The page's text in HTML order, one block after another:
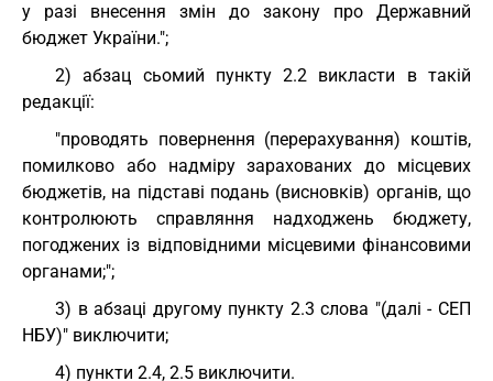
у разі внесення змін до закону про Державний
бюджет України.";
2) абзац сьомий пункту 2.2 викласти в такій
редакції:
"проводять повернення (перерахування) коштів,
помилково або надміру зарахованих до місцевих
бюджетів, на підставі подань (висновків) органів, що
контролюють справляння надходжень бюджету,
погоджених із відповідними місцевими фінансовими
органами;";
3) в абзаці другому пункту 2.3 слова "(далі - СЕП
НБУ)" виключити;
4) пункти 2.4, 2.5 виключити.